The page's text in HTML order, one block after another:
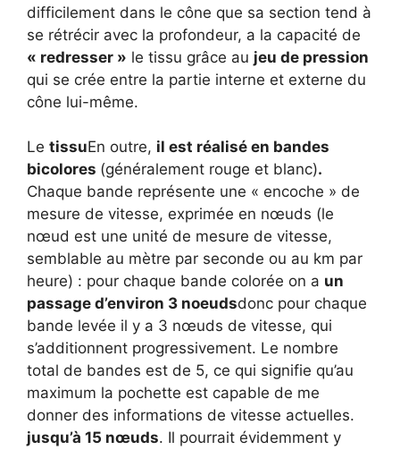
difficilement dans le cône que sa section tend à
se rétrécir avec la profondeur, a la capacité de
« redresser » le tissu grâce au jeu de pression
qui se crée entre la partie interne et externe du
cône lui-même.
Le tissuEn outre, il est réalisé en bandes
bicolores (généralement rouge et blanc).
Chaque bande représente une « encoche » de
mesure de vitesse, exprimée en nœuds (le
nœud est une unité de mesure de vitesse,
semblable au mètre par seconde ou au km par
heure) : pour chaque bande colorée on a un
passage d’environ 3 noeudsdonc pour chaque
bande levée il y a 3 nœuds de vitesse, qui
s’additionnent progressivement. Le nombre
total de bandes est de 5, ce qui signifie qu’au
maximum la pochette est capable de me
donner des informations de vitesse actuelles.
jusqu’à 15 nœuds. Il pourrait évidemment y